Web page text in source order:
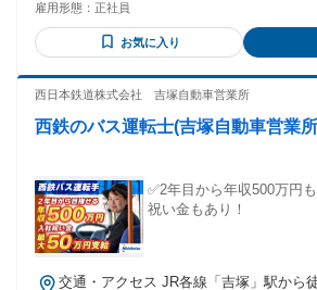
る方 (Someone receiving compulsory
【歓迎】 業界未経験歓迎 職種未経験歓
迎 第二新卒歓迎 【向いている方】 今の働き方に不安がある
トへ挑戦したい方 長く働ける職場を探
雇用形態： 正社員
お気に入り
西日本鉄道株式会社 吉塚自動車営業所
西鉄のバス運転士(吉塚自動車営業
✅2年目から年収500万円
祝い金もあり！
交通・アクセス JR各線「吉塚」駅から